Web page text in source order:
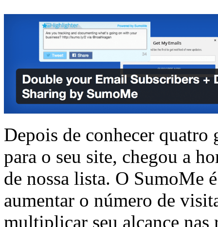
Depois de conhecer quatro
para o seu site, chegou a
de nossa lista. O SumoMe
aumentar o número de
multiplicar seu alcance nas